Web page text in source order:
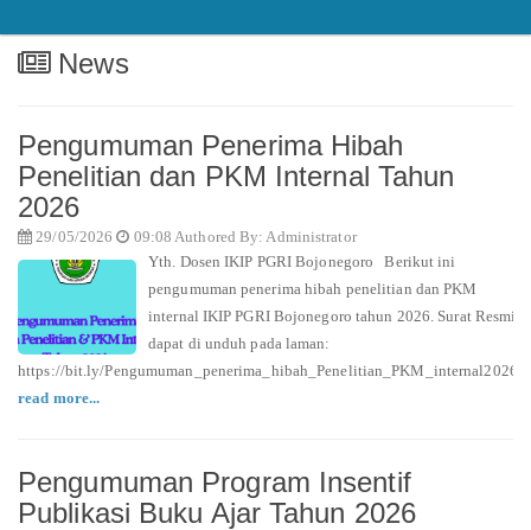
News
Pengumuman Penerima Hibah
Penelitian dan PKM Internal Tahun
2026
29/05/2026
09:08 Authored By: Administrator
Yth. Dosen IKIP PGRI Bojonegoro Berikut ini
pengumuman penerima hibah penelitian dan PKM
internal IKIP PGRI Bojonegoro tahun 2026. Surat Resmi
dapat di unduh pada laman:
https://bit.ly/Pengumuman_penerima_hibah_Penelitian_PKM_internal2026
read more...
Pengumuman Program Insentif
Publikasi Buku Ajar Tahun 2026